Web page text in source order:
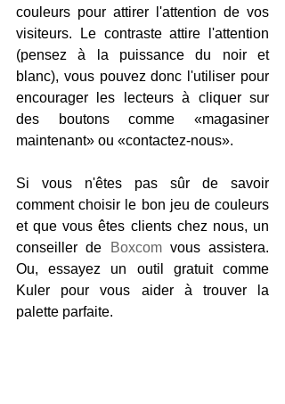
couleurs pour attirer l'attention de vos
visiteurs. Le contraste attire l'attention
(pensez à la puissance du noir et
blanc), vous pouvez donc l'utiliser pour
encourager les lecteurs à cliquer sur
des boutons comme «magasiner
maintenant» ou «contactez-nous».
Si vous n'êtes pas sûr de savoir
comment choisir le bon jeu de couleurs
et que vous êtes clients chez nous, un
conseiller de
Boxcom vous assistera.
Ou, essayez un outil gratuit comme
Kuler pour vous aider à trouver la
palette parfaite.